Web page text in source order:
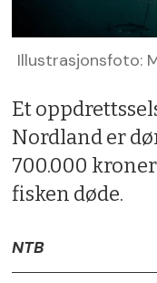
Illustrasjonsfoto:
Et
Nordland er
700.000
fisken døde.
NTB